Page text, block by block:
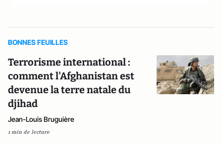
BONNES FEUILLES
Terrorisme international :
comment l'Afghanistan est
devenue la terre natale du
djihad
Jean-Louis Bruguière
1 min de lecture